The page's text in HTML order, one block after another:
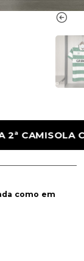
como em